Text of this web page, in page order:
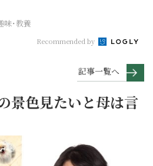
味･教養
Recommended by
記事一覧へ
景色見たいと母は言